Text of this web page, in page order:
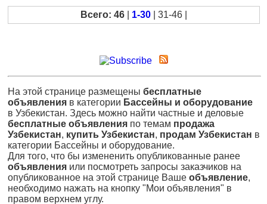
Всего: 46 1-30 | 31-46 |
На этой странице размещены бесплатные
объявления в категории Бассейны и оборудование
в Узбекистан. Здесь можно найти частные и деловые
бесплатные объявления по темам продажа
Узбекистан, купить Узбекистан, продам Узбекистан в
категории Бассейны и оборудование.
Для того, что бы измененить опубликованные ранее
объявления или посмотреть запросы заказчиков на
опубликованное на этой странице Ваше объявление,
необходимо нажать на кнопку "Мои объявления" в
правом верхнем углу.